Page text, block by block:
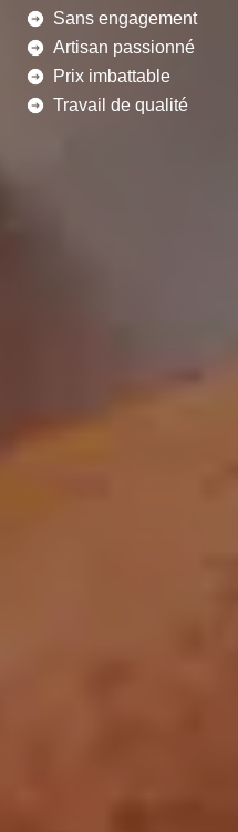
Sans engagement
Artisan passionné
Prix imbattable
Travail de qualité